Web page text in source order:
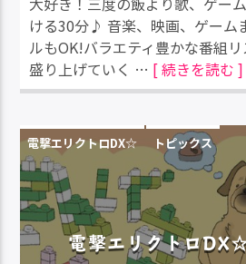
ける30分♪ 音楽、映画、ゲーム
ルもOK!バラエティ豊かな番組
盛り上げていく … [ 続きを読む ]
電撃エリクトロDX☆ トピックス
電撃エリクトロ